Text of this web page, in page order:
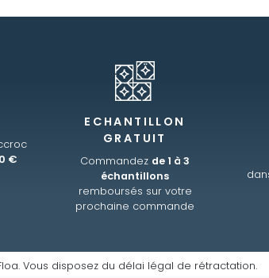
€
ECHANTILLON
GRATUIT
Commandez de 1 à 3
échantillons
remboursés sur votre
prochaine commande
Vous disposez du délai légal de rétractation.